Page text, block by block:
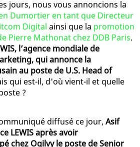
jours, nous vous annoncions la
Dumortier en tant que Directeur
Digital ainsi que la promotion
Pierre Mathonat chez DDB Paris.
l’agence mondiale de
qui annonce la
au poste de U.S. Head of
qui est-il, d'où vient-il et quelle
?
diffusé ce jour, Asif
LEWIS après avoir
chez Ogilvy le poste de Senior